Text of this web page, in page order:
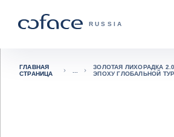
COFACE FOR
RUSSIA
Вернуться на главную страницу
ГЛАВНАЯ
СТРАНИЦА
ЗОЛОТАЯ ЛИХОРАДКА
ЭПОХУ ГЛОБАЛЬНОЙ